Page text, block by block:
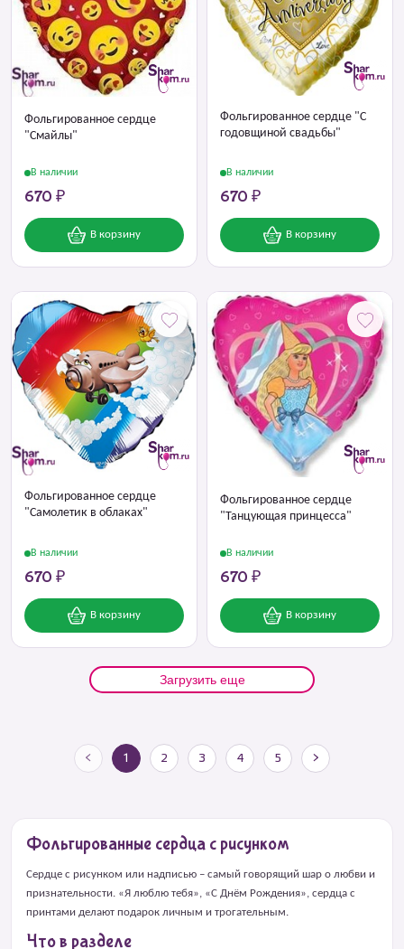
Фольгированное сердце
"Смайлы"
В наличии
670 ₽
В корзину
Фольгированное сердце "С
годовщиной свадьбы"
В наличии
670 ₽
В корзину
Фольгированное сердце
"Самолетик в облаках"
В наличии
670 ₽
В корзину
Фольгированное сердце
"Танцующая принцесса"
В наличии
670 ₽
В корзину
Загрузить еще
< 1 2 3 4 5 >
Фольгированные сердца с рисунком
Сердце с рисунком или надписью – самый говорящий шар о любви и
признательности. «Я люблю тебя», «С Днём Рождения», сердца с
принтами делают подарок личным и трогательным.
Что в разделе